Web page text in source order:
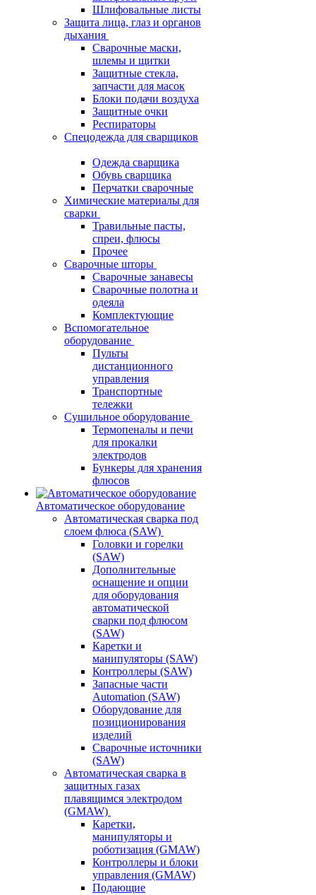
Шлифовальные листы
Защита лица, глаз и органов
дыхания
Сварочные маски,
шлемы и щитки
Защитные стекла,
запчасти для масок
Блоки подачи воздуха
Защитные очки
Респираторы
Спецодежда для сварщиков
Одежда сварщика
Обувь сварщика
Перчатки сварочные
Химические материалы для
сварки
Травильные пасты,
спреи, флюсы
Прочее
Сварочные шторы
Сварочные занавесы
Сварочные полотна и
одеяла
Комплектующие
Вспомогательное
оборудование
Пульты
дистанционного
управления
Транспортные
тележки
Сушильное оборудование
Термопеналы и печи
для прокалки
электродов
Бункеры для хранения
флюсов
Автоматическое оборудование
Автоматическая сварка под
слоем флюса (SAW)
Головки и горелки
(SAW)
Дополнительные
оснащение и опции
для оборудования
автоматической
сварки под флюсом
(SAW)
Каретки и
манипуляторы (SAW)
Контроллеры (SAW)
Запасные части
Automation (SAW)
Оборудование для
позиционирования
изделий
Сварочные источники
(SAW)
Автоматическая сварка в
защитных газах
плавящимся электродом
(GMAW)
Каретки,
манипуляторы и
роботизация (GMAW)
Контроллеры и блоки
управления (GMAW)
Подающие